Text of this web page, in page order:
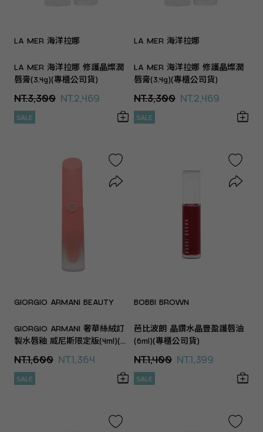
LA MER 海洋拉娜
LA MER 海洋拉娜 修護晶燦潤
唇膏(3.4g)(專櫃公司貨)
NT.3,300 NT.2,469
SALE
LA MER 海洋拉娜
LA MER 海洋拉娜 修護晶燦潤
唇膏(3.4g)(專櫃公司貨)
NT.3,300 NT.2,469
SALE
GIORGIO ARMANI BEAUTY
GIORGIO ARMANI 奢華絲絨訂
製水唇釉 威尼斯限定版(4ml)(專
NT.1,600 NT.1,364
SALE
BOBBI BROWN
芭比波朗 晶鑽水晶豐盈護唇油
(6ml)(專櫃公司貨)
NT.1,400 NT.1,399
SALE